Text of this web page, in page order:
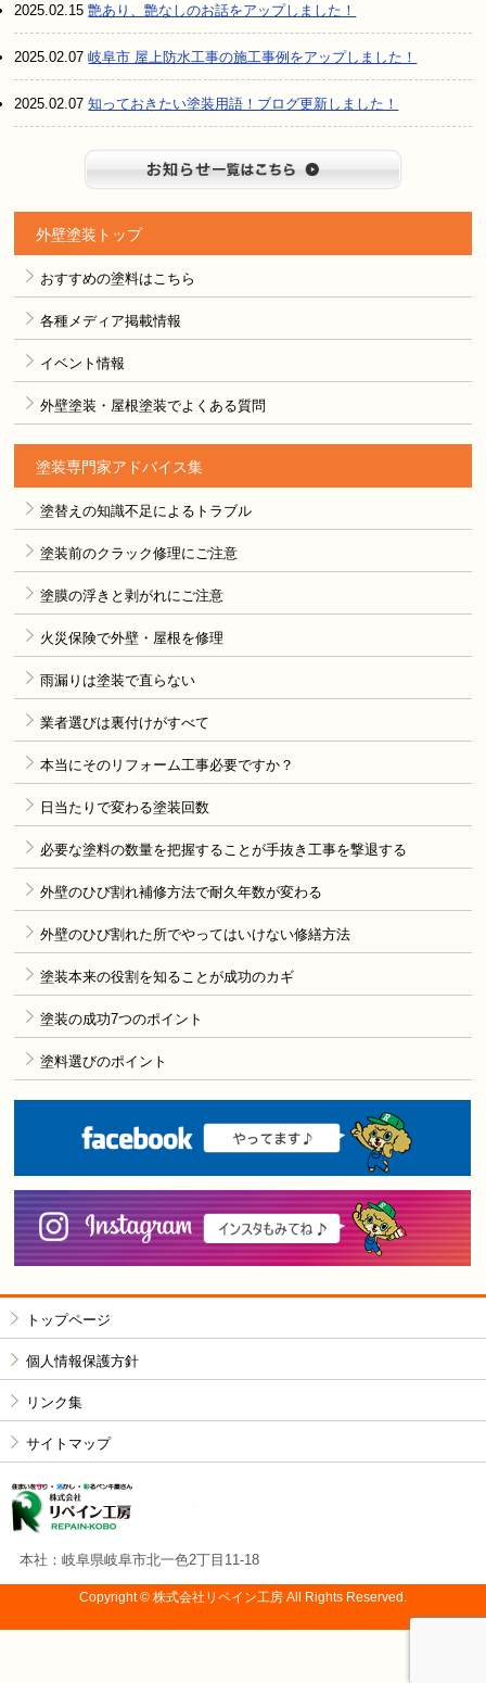
2025.02.15艶あり、艶なしのお話をアップしました！
2025.02.07岐阜市 屋上防水工事の施工事例をアップしました！
2025.02.07知っておきたい塗装用語！ブログ更新しました！
外壁塗装トップ
おすすめの塗料はこちら
各種メディア掲載情報
イベント情報
外壁塗装・屋根塗装でよくある質問
塗装専門家アドバイス集
塗替えの知識不足によるトラブル
塗装前のクラック修理にご注意
塗膜の浮きと剥がれにご注意
火災保険で外壁・屋根を修理
雨漏りは塗装で直らない
業者選びは裏付けがすべて
本当にそのリフォーム工事必要ですか？
日当たりで変わる塗装回数
必要な塗料の数量を把握することが手抜き工事を撃退する
外壁のひび割れ補修方法で耐久年数が変わる
外壁のひび割れた所でやってはいけない修繕方法
塗装本来の役割を知ることが成功のカギ
塗装の成功7つのポイント
塗料選びのポイント
トップページ
個人情報保護方針
リンク集
サイトマップ
株式会社リペイン工房
本社：岐阜県岐阜市北一色2丁目11-18
Copyright © 株式会社リペイン工房 All Rights Reserved.